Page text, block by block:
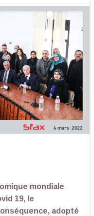
mondiale
19, le
adopté